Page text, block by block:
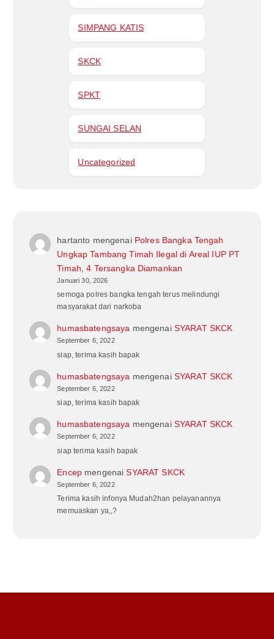
SIMPANG KATIS
SKCK
SPKT
SUNGAI SELAN
Uncategorized
hartanto mengenai Polres Bangka Tengah
Ungkap Tambang Timah Ilegal di Areal IUP PT
Timah, 4 Tersangka Diamankan
Januari 30, 2026
semoga polres bangka tengah terus melindungi
masyarakat dari narkoba
humasbatengsaya mengenai SYARAT SKCK
September 6, 2022
siap, terima kasih bapak
humasbatengsaya mengenai SYARAT SKCK
September 6, 2022
siap, terima kasih bapak
humasbatengsaya mengenai SYARAT SKCK
September 6, 2022
siap terima kasih bapak
EncepmengenaiSYARAT SKCK
September 6, 2022
Terima kasih infonya Mudah2han pelayanannya
memuaskan ya,,?